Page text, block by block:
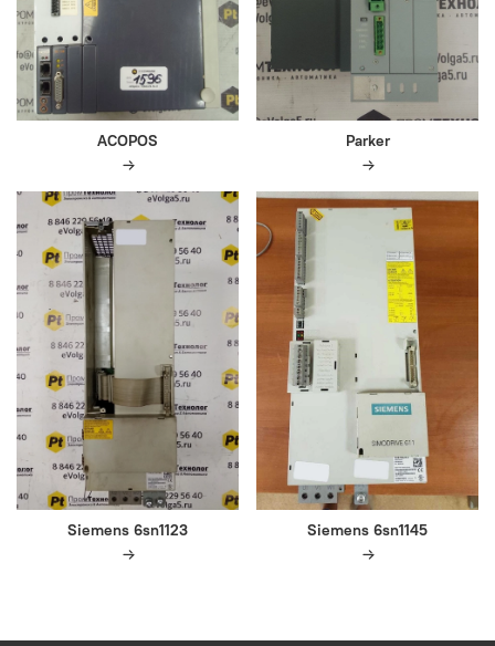
ACOPOS Parker
Siemens 6sn1123 Siemens 6sn1145